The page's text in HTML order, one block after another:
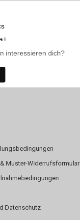
interessieren dich?
Muster-Widerrufsformular
Datenschutz